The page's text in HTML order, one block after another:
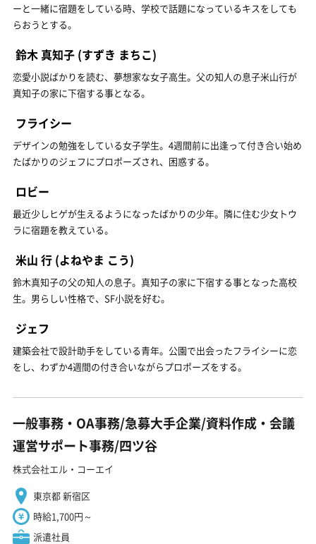
ーと一緒に宿題をしている時、学校で話題になっているキスをしても
らおうとする。
鈴木 真知子 (すずき まちこ)
恋愛小説ばかりを読む、夢想家な女子高生。父の知人の息子米山行が
真知子の家に下宿する事となる。
フライシー
デザインの勉強をしている女子学生。4週間前に出逢って付き合い始め
たばかりのジェフにプロポーズされ、困惑する。
ロビー
最近少しヒゲが生えるようになったばかりの少年。隣に住む少女トウ
ラに宿題を教えている。
米山 行 (よねやま こう)
鈴木真知子の父の知人の息子。真知子の家に下宿する事となった高校
生。男らしい性格で、SF小説を好む。
ジェフ
建築会社で設計助手をしている青年。公園で出会ったフライシーに恋
をし、わずか4週間の付き合いながらプロポーズをする。
一般事務・OA事務/急募大手企業/資料作成・会議
運営サポート事務/四ツ谷
株式会社エル・コーエイ
東京都 新宿区
時給1,700円～
派遣社員